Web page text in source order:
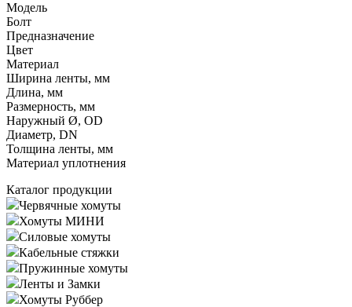
Модель
Болт
Предназначение
Цвет
Материал
Ширина ленты, мм
Длина, мм
Размерность, мм
Наружный Ø, OD
Диаметр, DN
Толщина ленты, мм
Материал уплотнения
Каталог продукции
Червячные хомуты
Хомуты МИНИ
Силовые хомуты
Кабельные стяжки
Пружинные хомуты
Ленты и Замки
Хомуты Руббер